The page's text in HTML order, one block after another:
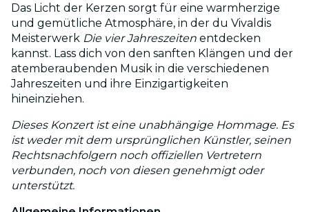
Das Licht der Kerzen sorgt für eine warmherzige
und gemütliche Atmosphäre, in der du Vivaldis
Meisterwerk Die vier Jahreszeiten entdecken
kannst. Lass dich von den sanften Klängen und der
atemberaubenden Musik in die verschiedenen
Jahreszeiten und ihre Einzigartigkeiten
hineinziehen.
Dieses Konzert ist eine unabhängige Hommage. Es
ist weder mit dem ursprünglichen Künstler, seinen
Rechtsnachfolgern noch offiziellen Vertretern
verbunden, noch von diesen genehmigt oder
unterstützt.